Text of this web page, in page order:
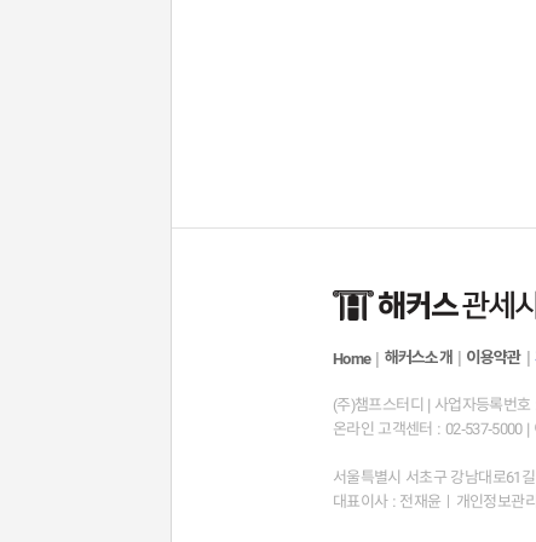
Home | 해커스소개 이용약관
(주)챔프스터디 | 사업자등록번
온라인 고객센터 : 02-537-5000
서울특별시 서초구 강남대로61
대표이사 : 전재윤ㅣ개인정보관